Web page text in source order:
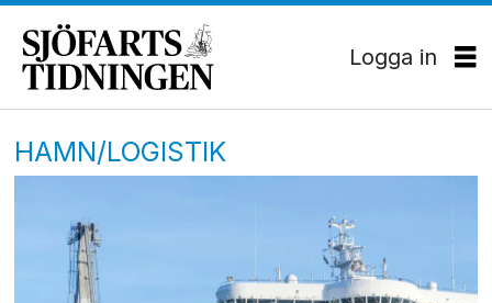
Logga in
HAMN/LOGISTIK